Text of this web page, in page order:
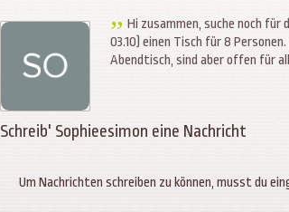
Hi zusammen, suche noch
03.10) einen Tisch für 8
Abendtisch, sind aber offen für
Schreib' Sophieesimon eine Nachricht
Um Nachrichten schreiben zu können, musst du